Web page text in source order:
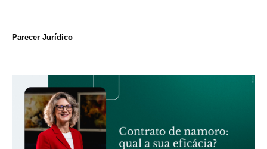
Parecer Jurídico